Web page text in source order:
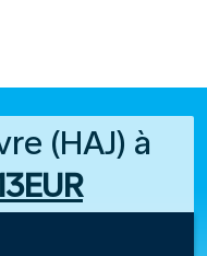
(HAJ) à